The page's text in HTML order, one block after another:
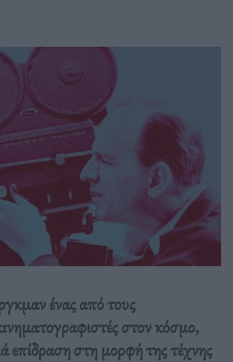
ένας από τους
στον κόσμο,
επίδραση στη μορφή της τέχνης